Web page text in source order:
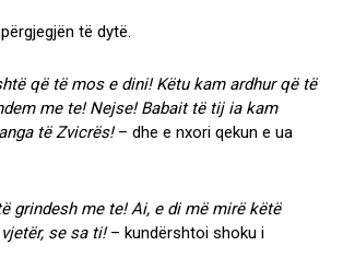
të dytë.
që të mos e dini! Këtu kam ardhur që të
me te! Nejse! Babait të tij ia kam
të Zvicrës!– dhe e nxori qekun e ua
grindesh me te! Ai, e di më mirë këtë
se sa ti!– kundërshtoi shoku i